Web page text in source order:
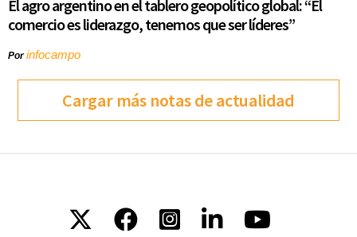
El agro argentino en el tablero geopolítico global: “El
comercio es liderazgo, tenemos que ser líderes”
Porinfocampo
Cargar más notas de actualidad